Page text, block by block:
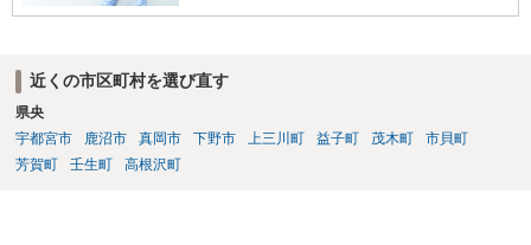
近くの市区町村を選び直す
県央
宇都宮市
鹿沼市 真岡市 下野市 上三川町 益子町 茂木町
市貝町
芳賀町
壬生町 高根沢町